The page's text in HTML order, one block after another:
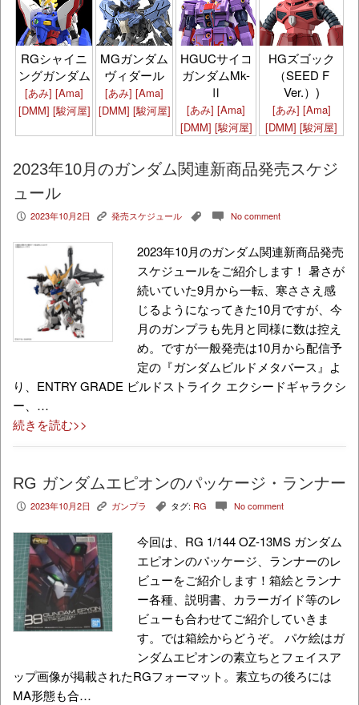
RGシャイニ
ングガンダム
[あみ] [Ama]
[DMM] [駿河屋]
MGガンダム
ヴィダール
[あみ] [Ama]
[DMM] [駿河屋]
HGUCサイコ
ガンダムMk-
Ⅱ
[あみ] [Ama]
[DMM] [駿河屋]
HGズゴック
（SEED F
Ver.）)
[あみ] [Ama]
[DMM] [駿河屋]
2023年10月のガンダム関連新商品発売スケジ
ュール
P 2023年10月2日 K 発売スケジュール , c No comment
2023年10月のガンダム関連新商品発売
スケジュールをご紹介します！ 暑さが
続いていた9月から一転、寒ささえ感
じるようになってきた10月ですが、今
月のガンプラも先月と同様に数は控え
め。ですが一般発売は10月から配信予
定の『ガンダムビルドメタバース』よ
り、ENTRY GRADE ビルドストライク エクシードギャラクシ
ー、…
続きを読む>>
RG ガンダムエピオンのパッケージ・ランナー
P 2023年10月2日 K ガンプラ , タグ: RG c No comment
今回は、RG 1/144 OZ-13MS ガンダム
エピオンのパッケージ、ランナーのレ
ビューをご紹介します！箱絵とランナ
ー各種、説明書、カラーガイド等のレ
ビューも合わせてご紹介していきま
す。では箱絵からどうぞ。 パケ絵はガ
ンダムエピオンの素立ちとフェイスア
ップ画像が掲載されたRGフォーマット。素立ちの後ろには
MA形態も合…